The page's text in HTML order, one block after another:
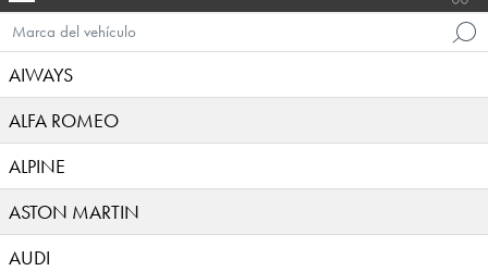
Marca del vehículo
AIWAYS
ALFA ROMEO
ALPINE
ASTON MARTIN
AUDI